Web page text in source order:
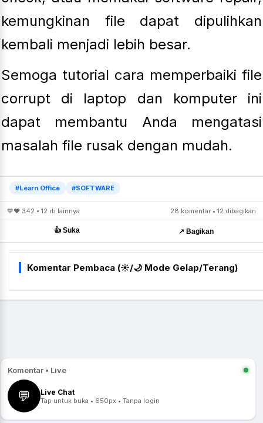
kemungkinan file dapat dipulihkan
kembali menjadi lebih besar.
Semoga tutorial cara memperbaiki file
corrupt di laptop dan komputer ini
dapat membantu Anda mengatasi
masalah file rusak dengan mudah.
#Learn Office #SOFTWARE
💙❤️ 342 • 12 rb lainnya 28 komentar • 12 dibagikan
👍 Suka ↗️ Bagikan
Komentar Pembaca (☀️/🌙 Mode Gelap/Terang)
Komentar • Live
💬 Live Chat
Tap untuk buka • 650px • Tanpa login